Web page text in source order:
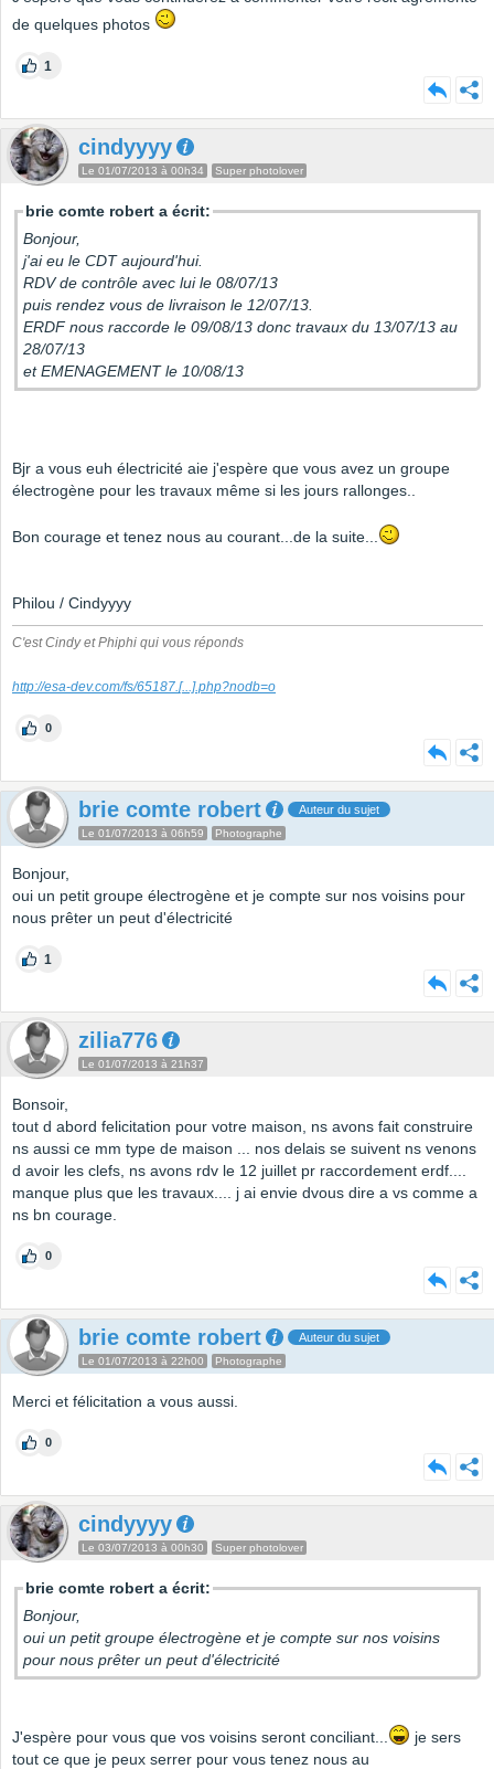
de quelques photos
1
cindyyyy
Le 01/07/2013 à 00h34 Super photolover
brie comte robert a écrit:
Bonjour,
j'ai eu le CDT aujourd'hui.
RDV de contrôle avec lui le 08/07/13
puis rendez vous de livraison le 12/07/13.
ERDF nous raccorde le 09/08/13 donc travaux du 13/07/13 au
28/07/13
et EMENAGEMENT le 10/08/13
Bjr a vous euh électricité aie j'espère que vous avez un groupe
électrogène pour les travaux même si les jours rallonges..
Bon courage et tenez nous au courant...de la suite...
Philou / Cindyyyy
C'est Cindy et Phiphi qui vous réponds
http://esa-dev.com/fs/65187.[...].php?nodb=o
0
brie comte robert Auteur du sujet
Le 01/07/2013 à 06h59 Photographe
Bonjour,
oui un petit groupe électrogène et je compte sur nos voisins pour
nous prêter un peut d'électricité
1
zilia776
Le 01/07/2013 à 21h37
Bonsoir,
tout d abord felicitation pour votre maison, ns avons fait construire
ns aussi ce mm type de maison ... nos delais se suivent ns venons
d avoir les clefs, ns avons rdv le 12 juillet pr raccordement erdf....
manque plus que les travaux.... j ai envie dvous dire a vs comme a
ns bn courage.
0
brie comte robert Auteur du sujet
Le 01/07/2013 à 22h00 Photographe
Merci et félicitation a vous aussi.
0
cindyyyy
Le 03/07/2013 à 00h30 Super photolover
brie comte robert a écrit:
Bonjour,
oui un petit groupe électrogène et je compte sur nos voisins
pour nous prêter un peut d'électricité
J'espère pour vous que vos voisins seront conciliant...
je sers
tout ce que je peux serrer pour vous tenez nous au